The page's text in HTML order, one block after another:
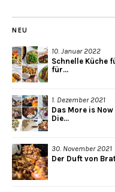
NEU
10. Januar 2022
Schnelle Küche
für...
1. Dezember 2021
Das More is
Die...
30. November 2021
Der Duft von